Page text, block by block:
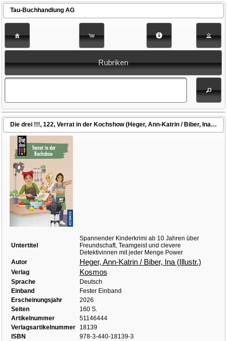
Tau-Buchhandlung AG
Rubriken
Die drei !!!, 122, Verrat in der Kochshow (Heger, Ann-Katrin / Biber, Ina (Illustr.))
Untertitel
Spannender Kinderkrimi ab 10 Jahren über
Freundschaft, Teamgeist und clevere
Detektivinnen mit jeder Menge Power
Autor
Heger, Ann-Katrin / Biber, Ina (Illustr.)
Verlag Kosmos
Sprache
Deutsch
Einband
Fester Einband
Erscheinungsjahr
2026
Seiten
160 S.
Artikelnummer
51146444
Verlagsartikelnummer
18139
ISBN
978-3-440-18139-3